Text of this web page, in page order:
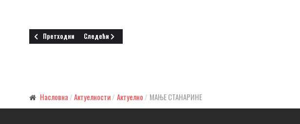
Претходни чланак: 50 ЛИЦА ДАЛО КРВ
Претходни Следећи чланак: ПЕХАРИ ВАТРОГАСНОМ ПОДМЛАТКУ
Следећи
Насловна Актуелности Актуелно МАЊЕ СТАНАРИНЕ